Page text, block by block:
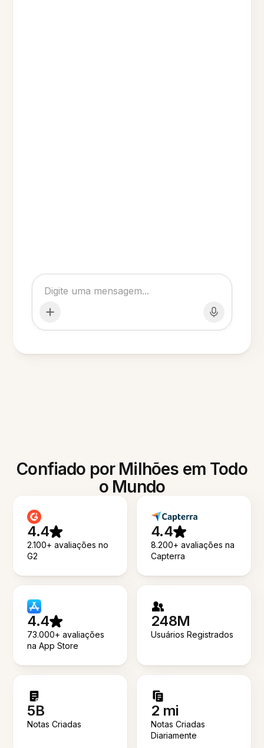
Confiado por Milhões em Todo
o Mundo
4.4
2.100+ avaliações no
G2
4.4
8.200+ avaliações na
Capterra
4.4
73.000+ avaliações
na App Store
248M
Usuários Registrados
5B
Notas Criadas
2 mi
Notas Criadas
Diariamente